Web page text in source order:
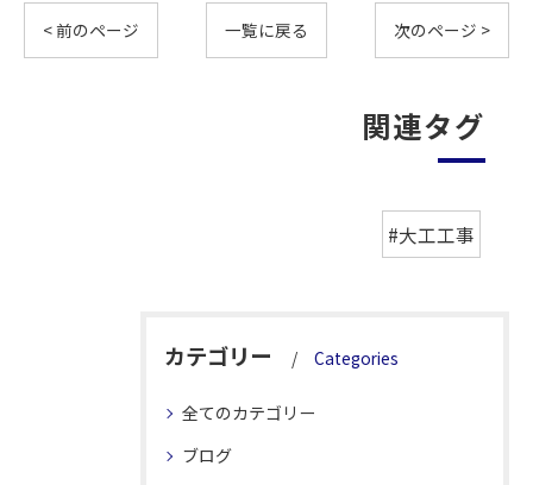
< 前のページ 一覧に戻る 次のページ >
関連タグ
#大工工事
カテゴリー Categories
全てのカテゴリー
ブログ